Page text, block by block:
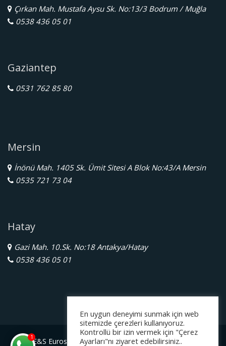
Çırkan Mah. Mustafa Aysu Sk. No:13/3 Bodrum / Muğla
0538 436 05 01
Gaziantep
0531 762 85 80
Mersin
İnönü Mah. 1405 Sk. Ümit Sitesi A Blok No:43/A Mersin
0535 721 73 04
Hatay
Gazi Mah. 10.Sk. No:18 Antakya/Hatay
0538 436 05 01
E&S Eurostar Yurtdışı Eğitim Danışmanlığı Ltd. Şti.
1
En uygun deneyimi sunmak için web
sitemizde çerezleri kullanıyoruz.
Kontrollü bir izin vermek için "Çerez
Ayarları"nı ziyaret edebilirsiniz..